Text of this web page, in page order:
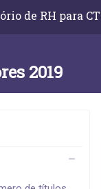
da
de RH para
2019